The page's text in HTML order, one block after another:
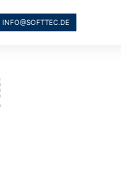
INFO@SOFTTEC.DE